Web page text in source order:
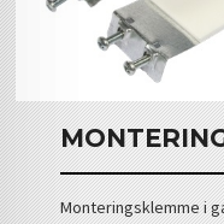
Monteringsklemme i